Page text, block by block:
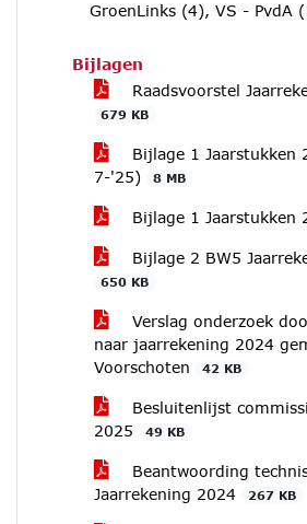
GroenLinks (4), VS - PvdA
Bijlagen
Raadsvoorstel
679 KB
Bijlage 1
7-'25)
8 MB
Bijlage 1 Jaarstukken
Bijlage 2 BW5
650 KB
Verslag onderzoek
naar jaarrekening 2024
Voorschoten
42 KB
Besluitenlijst
2025
49 KB
Beantwoording
Jaarrekening 2024
267 KB